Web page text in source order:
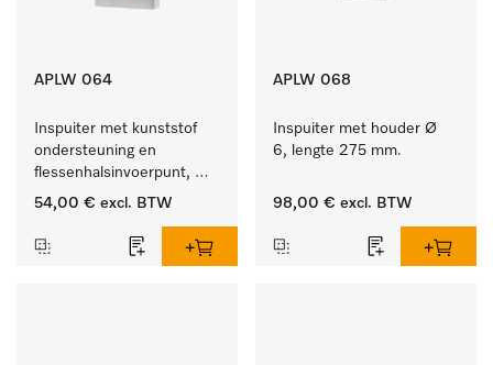
APLW 064
Inspuiter met kunststof
ondersteuning en
flessenhalsinvoerpunt,
ster, Ø 6, lengte 225 mm.
54,00 € excl. BTW
APLW 068
Inspuiter met houder Ø
6, lengte 275 mm.
98,00 € excl. BTW